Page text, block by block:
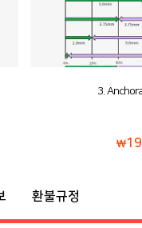
3. Anchorage (Part
19,800
환불규정